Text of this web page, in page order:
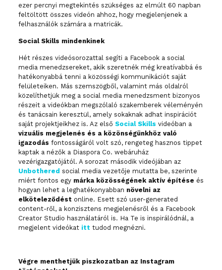
ezer percnyi megtekintés szükséges az elmúlt 60 napban
feltöltött összes videón ahhoz, hogy megjelenjenek a
felhasználók számára a matricák.
Social Skills mindenkinek
Hét részes videósorozattal segíti a Facebook a social
media menedzsereket, akik szeretnék még kreatívabbá és
hatékonyabbá tenni a közösségi kommunikációt saját
felületeiken. Más szemszögből, valamint más oldalról
közelíthetjük meg a social media menedzsment bizonyos
részeit a videókban megszólaló szakemberek véleményén
és tanácsain keresztül, amely sokaknak adhat inspirációt
saját projektjeikhez is. Az első Social Skills videóban a
vizuális megjelenés és a közönségünkhöz való
igazodás fontosságáról volt szó, rengeteg hasznos tippet
kaptak a nézők a Diaspora Co. webáruház
vezérigazgatójától. A sorozat második videójában az
Unbothered social media vezetője mutatta be, szerinte
miért fontos egy márka közösségének aktív építése és
hogyan lehet a leghatékonyabban növelni az
elköteleződést online. Esett szó user-generated
content-ről, a konzisztens megjelenésről és a Facebook
Creator Studio használatáról is. Ha Te is inspirálódnál, a
megjelent videókat itt tudod megnézni.
Végre menthetjük piszkozatban az Instagram